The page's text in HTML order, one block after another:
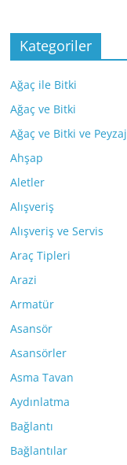
Kategoriler
Ağaç ile Bitki
Ağaç ve Bitki
Ağaç ve Bitki ve Peyzaj
Ahşap
Aletler
Alışveriş
Alışveriş ve Servis
Araç Tipleri
Arazi
Armatür
Asansör
Asansörler
Asma Tavan
Aydınlatma
Bağlantı
Bağlantılar